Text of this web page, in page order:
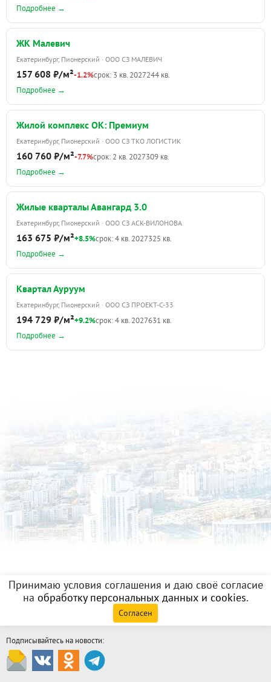
Подробнее →
ЖК Малевич
Екатеринбург, Пионерский · ООО СЗ МАЛЕВИЧ
157 608 ₽/м²-1.2%срок: 3 кв. 2027244 кв.
Подробнее →
Жилой комплекс ОК: Премиум
Екатеринбург, Пионерский · ООО СЗ ТКО ЛОГИСТИК
160 760 ₽/м²-7.7%срок: 2 кв. 2027309 кв.
Подробнее →
Жилые кварталы Авангард 3.0
Екатеринбург, Пионерский · ООО СЗ АСК-ВИЛОНОВА
163 675 ₽/м²+8.5%срок: 4 кв. 2027325 кв.
Подробнее →
Квартал Ауруум
Екатеринбург, Пионерский · ООО СЗ ПРОЕКТ-С-33
194 729 ₽/м²+9.2%срок: 4 кв. 2027631 кв.
Подробнее →
Принимаю условия соглашения и даю своё согласие
на обработку персональных данных и cookies.
Согласен
Подписывайтесь на новости: